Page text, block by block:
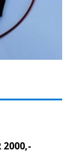
2000,-